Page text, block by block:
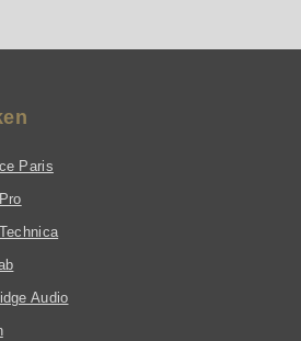
Paris
Audio